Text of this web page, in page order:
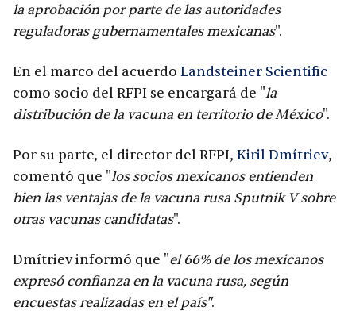
la aprobación por parte de las autoridades
reguladoras gubernamentales mexicanas".
En el marco del acuerdo Landsteiner Scientific
como socio del RFPI se encargará de "la
distribución de la vacuna en territorio de México".
Por su parte, el director del RFPI, Kiril Dmítriev,
comentó que "los socios mexicanos entienden
bien las ventajas de la vacuna rusa Sputnik V sobre
otras vacunas candidatas".
Dmítriev informó que "el 66% de los mexicanos
expresó confianza en la vacuna rusa, según
encuestas realizadas en el país".